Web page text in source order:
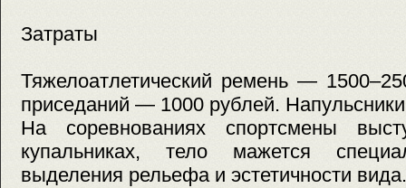
Затраты
Тяжелоатлетический ремень —
приседаний — 1000 рублей.
На соревнованиях спортсмены
купальниках, тело мажется
выделения рельефа и эстетичности вида.